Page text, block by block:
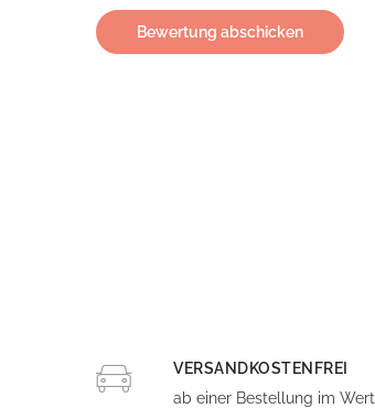
Bewertung abschicken
VERSANDKOSTENFREI
ab einer Bestellung im Wert